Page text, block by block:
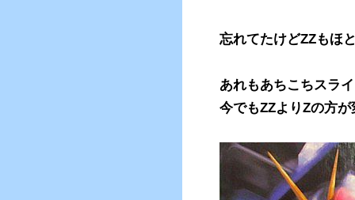
忘れてたけどZZもほ
あれもあちこちスラ
今でもZZよりZの方